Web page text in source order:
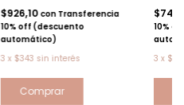
$926,10 con Transferencia
10% off (descuento
automático)
3 x $343 sin interés
Comprar
10%
3 x